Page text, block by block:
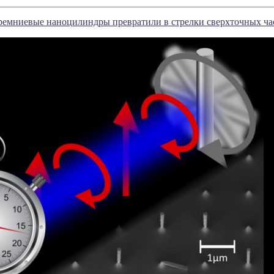
наноцилиндры превратили в стрелки сверхточных